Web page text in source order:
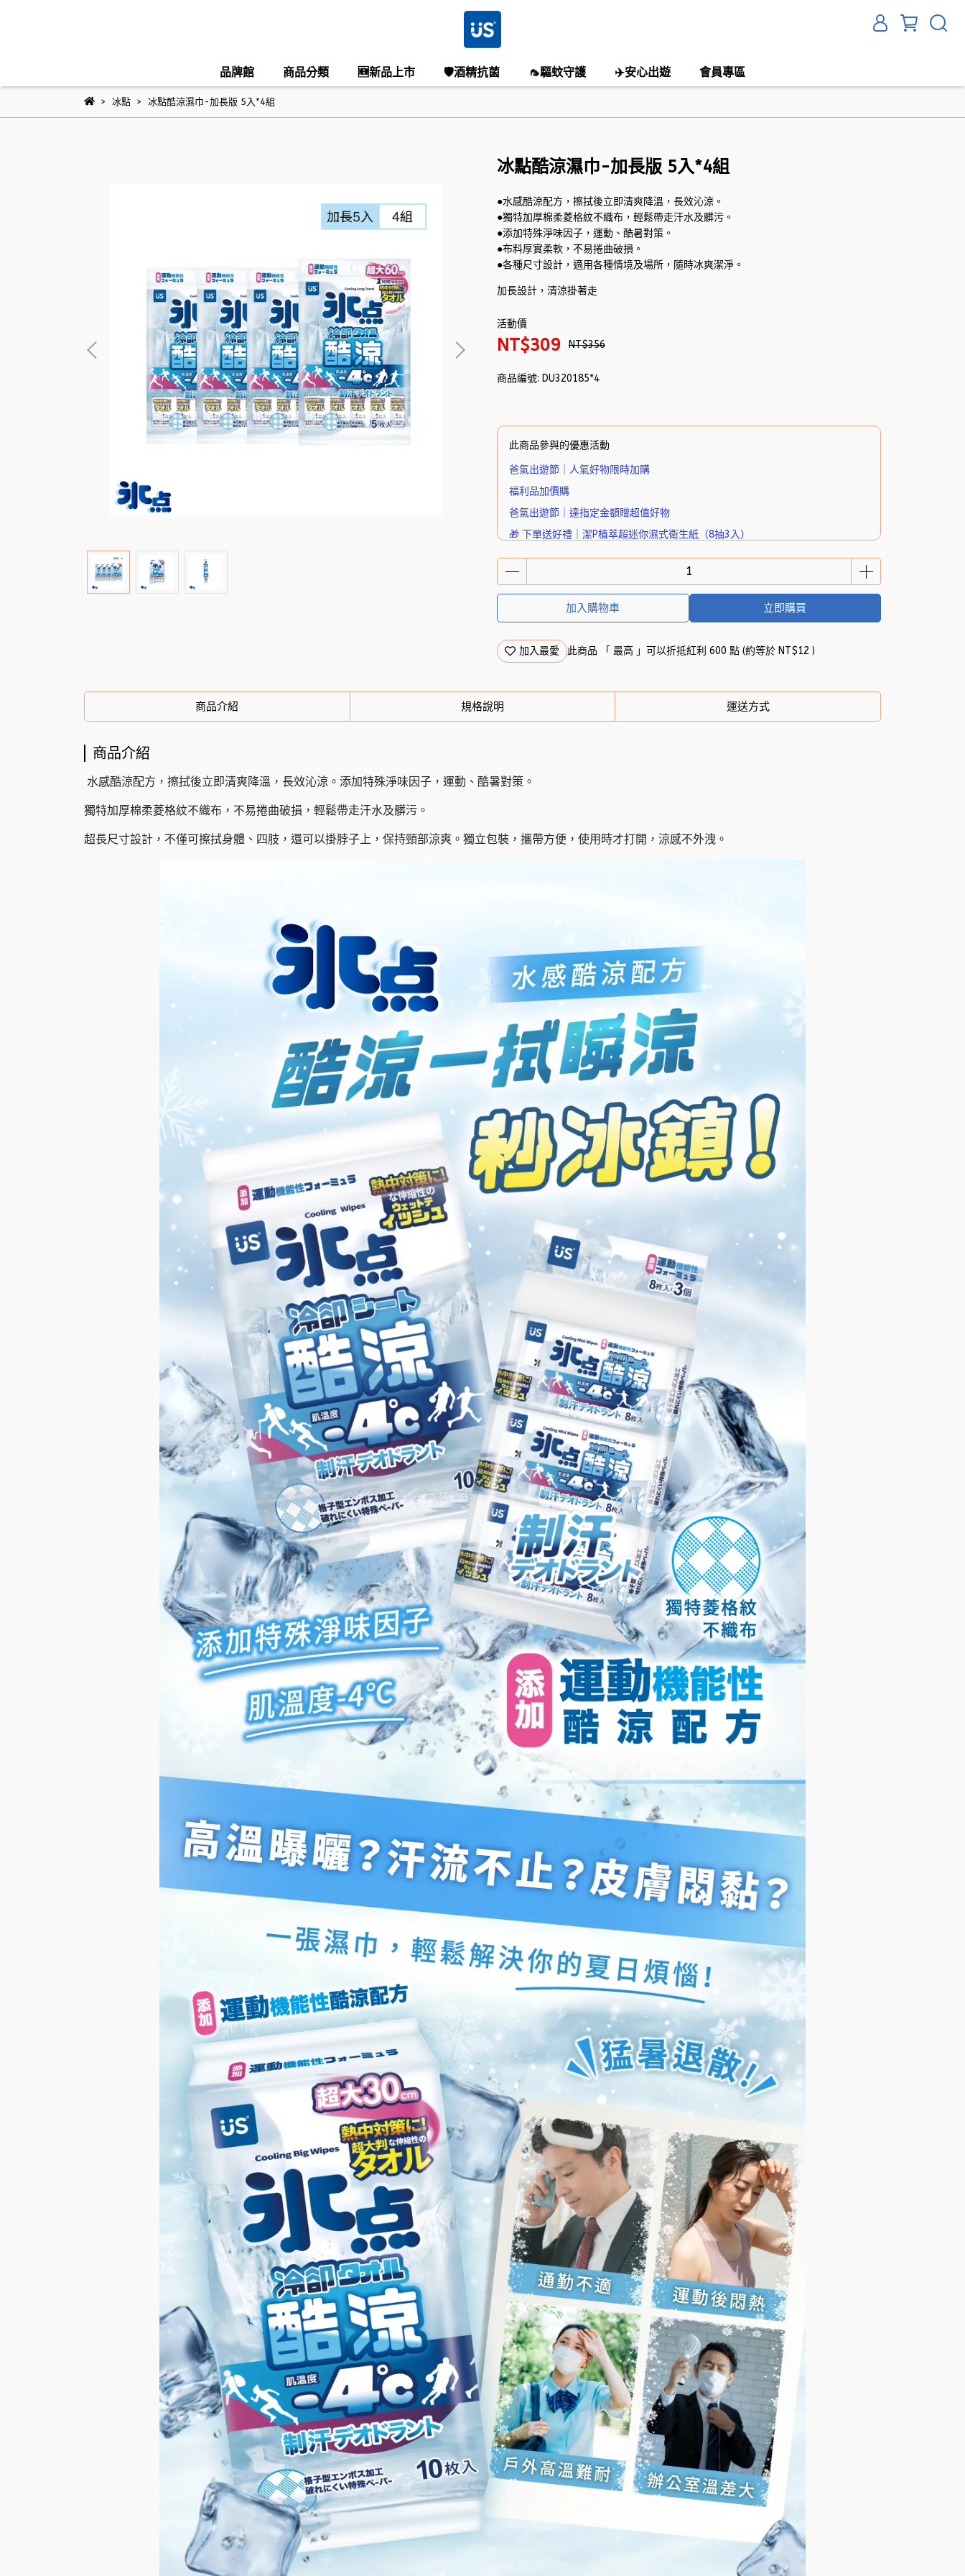
品牌館 商品分類 🆕新品上市 🛡️酒精抗菌 🦟驅蚊守護 ✈️安心出遊 會員專區
冰點 冰點酷涼濕巾-加長版 5入*4組
冰點酷涼濕巾-加長版 5入*4組
●水感酷涼配方，擦拭後立即清爽降溫，長效沁涼。
●獨特加厚棉柔菱格紋不織布，輕鬆帶走汗水及髒污。
●添加特殊淨味因子，運動、酷暑對策。
●布料厚實柔軟，不易捲曲破損。
●各種尺寸設計，適用各種情境及場所，隨時冰爽潔淨。
加長設計，清涼掛著走
活動價
NT$309 NT$356
商品編號: DU320185*4
此商品參與的優惠活動
爸氣出遊節｜人氣好物限時加購
福利品加價購
爸氣出遊節｜達指定金額贈超值好物
🎁 下單送好禮｜潔P植萃超迷你濕式衛生紙（8抽3入）
加入購物車 立即購買
加入最愛 此商品 「 最高 」可以折抵紅利 600 點 (約等於 NT$12 )
商品介紹 規格說明 運送方式
商品介紹
水感酷涼配方，擦拭後立即清爽降溫，長效沁涼。添加特殊淨味因子，運動、酷暑對策。
獨特加厚棉柔菱格紋不織布，不易捲曲破損，輕鬆帶走汗水及髒污。
超長尺寸設計，不僅可擦拭身體、四肢，還可以掛脖子上，保持頸部涼爽。獨立包裝，攜帶方便，使用時才打開，涼感不外洩。